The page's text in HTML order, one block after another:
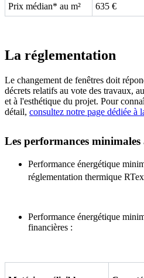
Prix médian* au m²
635 €
La réglementation
Le changement de fenêtres doit
décrets relatifs au vote des travaux,
et à l'esthétique du projet. Pour
détail, consultez notre page dédiée à
Les performances
Performance énergétique
réglementation thermique
Performance énergétique
financières :